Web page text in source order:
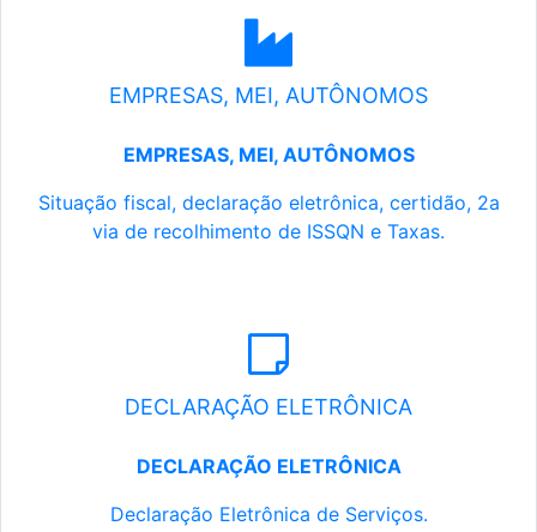
EMPRESAS, MEI, AUTÔNOMOS
EMPRESAS, MEI, AUTÔNOMOS
Situação fiscal, declaração eletrônica, certidão, 2a
via de recolhimento de ISSQN e Taxas.
DECLARAÇÃO ELETRÔNICA
DECLARAÇÃO ELETRÔNICA
Declaração Eletrônica de Serviços.